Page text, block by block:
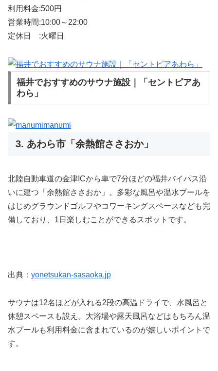
利用料金:500円
営業時間:10:00～22:00
定休日 :火曜日
福井でおすすめのサウナ施設｜「セントピアあ
わら」
manumi
3. あわら市「余熱館ささおか」
北陸自動車道の金津ICから車で7分ほどの福井バイパス沿
いに建つ「余熱館ささおか」。多彩な風呂や温水プールを
はじめグラウンドゴルフやコワーキングスペースなども完
備しており、1日楽しむことができるスポットです。
出典： yonetsukan-sasaoka.jp
サウナは12名ほどが入れる2段の高温ドライで、水風呂と
休憩スペースも設え。大浴場や露天風呂などはもちろん温
水プールも利用料金に含まれているのが嬉しいポイントで
す。